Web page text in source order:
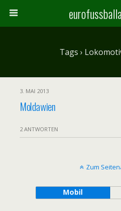
Tags ›
3. MAI 2013
Moldawien
2 ANTWORTEN
Zum
Mobil